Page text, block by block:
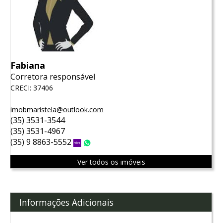
Fabiana
Corretora responsável
CRECI: 37406
imobmaristela@outlook.com
(35) 3531-3544
(35) 3531-4967
(35) 9 8863-5552
Vivo
Ver todos os imóveis
Informações Adicionais